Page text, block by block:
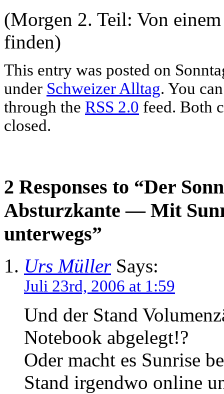
(Morgen 2. Teil: Von
finden)
This entry was posted on
under Schweizer Alltag. You
through the RSS 2.0 feed. Both
closed.
2 Responses to “Der
Absturzkante — Mit
unterwegs”
Urs MüllerSays:
Juli 23rd, 2006 at 1:59
Und der Stand
Notebook abgelegt!?
Oder macht es Sunrise
Stand irgendwo online